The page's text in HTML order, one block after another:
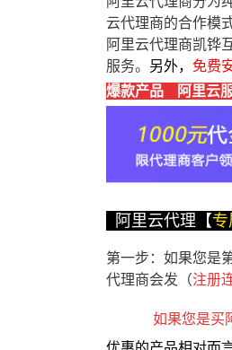
云代理商的合作模
阿里云代理商凯铧
服务。 另外， 免费
爆款产品 阿里云
阿里云代理【专
第一步：如果您是
代理商会发（注册
如果您是买